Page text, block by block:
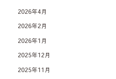
2026年4月
2026年2月
2026年1月
2025年12月
2025年11月